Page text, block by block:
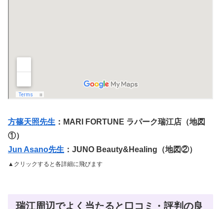
方篠天照先生 ：MARI FORTUNE ラパーク瑞江店 （地図
①）
Jun Asano先生 ：JUNO Beauty&Healing（地図②）
▲クリックすると各詳細に飛びます
瑞江周辺でよく当たると口コミ・評判の良